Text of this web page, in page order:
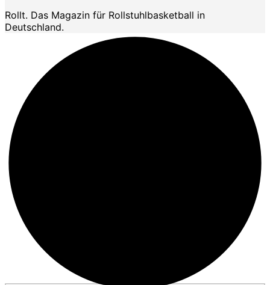
Rollt. Das Magazin für Rollstuhlbasketball in
Deutschland.